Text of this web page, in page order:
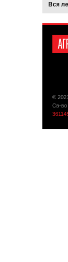
Вся
©
Св-во